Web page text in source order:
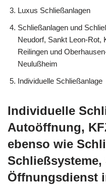
Luxus Schließanlagen
Schließanlagen und
Neudorf, Sankt Leon-Rot,
Reilingen und
Neulußheim
Individuelle Schließanlage
Individuelle
Autoöffnung,
ebenso wie
Öffnungsdienst